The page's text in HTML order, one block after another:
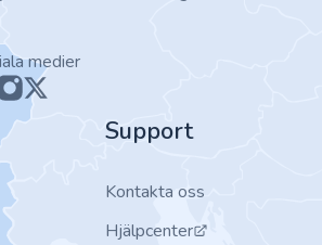
medier
Support
Kontakta oss
Hjälpcenter